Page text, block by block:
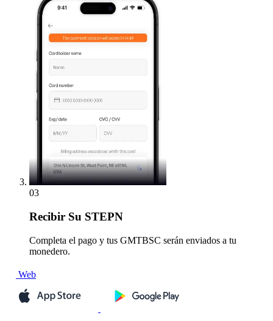
03
Recibir Su STEPN
Completa el pago y tus GMTBSC serán enviados a tu
monedero.
Web